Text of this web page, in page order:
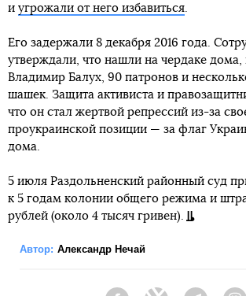
и угрожали от него избавиться.
Его задержали 8 декабря 2016 года.
утверждали, что нашли на чердаке дома,
Владимир Балух, 90 патронов и
шашек. Защита активиста и
что он стал жертвой репрессий из-за
проукраинской позиции — за флаг
дома.
5 июля Раздольненский районный суд
к 5 годам колонии общего режима и
рублей (около 4 тысяч гривен).
Автор: Александр Нечай